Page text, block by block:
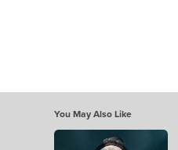
You May Also Like